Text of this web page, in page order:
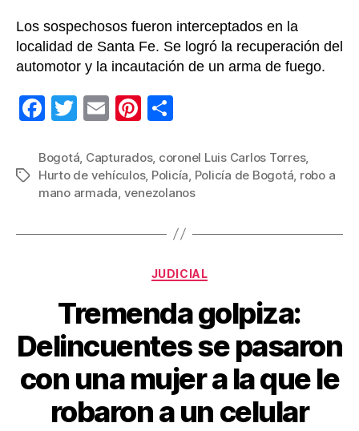
Los sospechosos fueron interceptados en la
localidad de Santa Fe. Se logró la recuperación del
automotor y la incautación de un arma de fuego.
F
c
e
o
T
tt
er
E
ail
Pi
er
e
m
p
tir
Etiquetas
Bogotá, Capturados, coronel Luis Carlos Torres,
Hurto de vehículos, Policía, Policía de Bogotá, robo a
mano armada, venezolanos
Categorías
JUDICIAL
Tremenda golpiza:
Delincuentes se pasaron
con una mujer a la que le
robaron a un celular